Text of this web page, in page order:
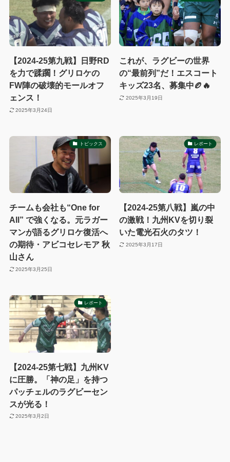
【2024-25第九戦】日野RD
を力で蹂躙！グリロケの
FW陣の破壊的モールオフ
ェンス！
2025年3月24日
これが、ラグビーの世界
の“最前列”だ！エスコート
キッズ23名、募集中🏉🔥
2025年3月19日
トピックス
チームも会社も“One for
All” で強くなる。元ラガー
マンが語るグリロケ復活へ
の期待・アビコセレモア 秋
山さん
2025年3月25日
レポート
【2024-25第八戦】嵐の中
の激戦！九州KVを切り裂
いた電光石火のタツ！
2025年3月17日
レポート
【2024-25第七戦】九州KV
に圧勝。「神の足」を持つ
パッチェルのラグビーセン
スが光る！
2025年3月2日